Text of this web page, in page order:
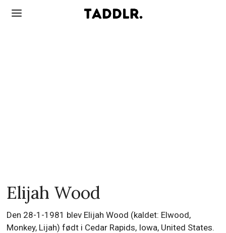
Elijah Wood
Den 28-1-1981 blev Elijah Wood (kaldet: Elwood,
Monkey, Lijah) født i Cedar Rapids, Iowa, United States.